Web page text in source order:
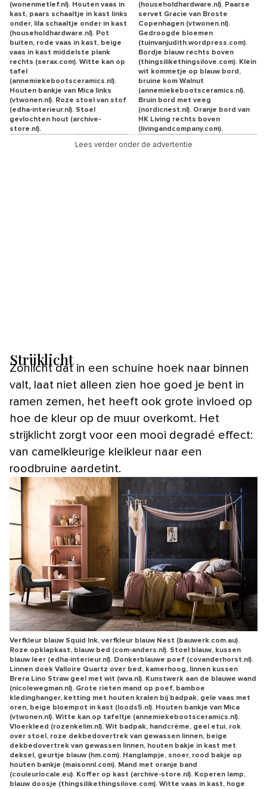
(wonenmetlef.nl). Houten vaas in
kast, paars schaaltje in kast links
onder, lila schaaltje onder in kast
(householdhardware.nl). Pot
buiten, rode vaas in kast, beige
vaas in kast middelste plank
rechts (serax.com). Witte kan op
tafel
(annemiekebootsceramics.nl).
Houten bankje van Mica links
(vtwonen.nl). Roze stoel van stof
(edha-interieur.nl). Stoel
gevlochten hout (archive-
store.nl).
(householdhardware.nl). Paarse
servet Gracie van Broste
Copenhagen (vtwonen.nl).
Gedroogde bloemen
(tuinvanjudith.wordpress.com).
Bordje blauw rechts boven
(thingsilikethingsilove.com). Klein
wit kommetje op blauw bord,
bruine kom Walnut
(annemiekebootsceramics.nl).
Bruin bord met veeg
(nordicnest.nl). Oranje bord van
HK Living rechts boven
(livingandcompany.com).
Lees verder onder de advertentie
Strijklicht
Zonlicht dat in een schuine hoek naar binnen
valt, laat niet alleen zien hoe goed je bent in
ramen zemen, het heeft ook grote invloed op
hoe de kleur op de muur overkomt. Het
strijklicht zorgt voor een mooi degradé effect:
van camelkleurige kleikleur naar een
roodbruine aardetint.
Verfkleur blauw Squid Ink, verfkleur blauw Nest (bauwerk.com.au).
Roze opklapkast, blauw bed (com-anders.nl). Stoel blauw, kussen
blauw leer (edha-interieur.nl). Donkerblauwe poef (covanderhorst.nl).
Linnen doek Valloire Quartz over bed, kamerhoog, linnen kussen
Brera Lino Straw geel met wit (wva.nl). Kunstwerk aan de blauwe wand
(nicolewegman.nl). Grote rieten mand op poef, bamboe
kledinghanger, ketting met houten kralen bij badpak, gele vaas met
oren, beige bloempot in kast (loods5.nl). Houten bankje van Mica
(vtwonen.nl). Witte kan op tafeltje (annemiekebootsceramics.nl).
Vloerkleed (rozenkelim.nl). Wit badpak, handcrème, geel etui, rok
over stoel, roze dekbedovertrek van gewassen linnen, beige
dekbedovertrek van gewassen linnen, houten bakje in kast met
deksel, geurtje blauw (hm.com). Hanglampje, snoer, rood bakje op
houten bankje (maisonnl.com). Mand met oranje band
(couleurlocale.eu). Koffer op kast (archive-store.nl). Koperen lamp,
blauw doosje (thingsilikethingsilove.com). Witte vaas in kast, hoge